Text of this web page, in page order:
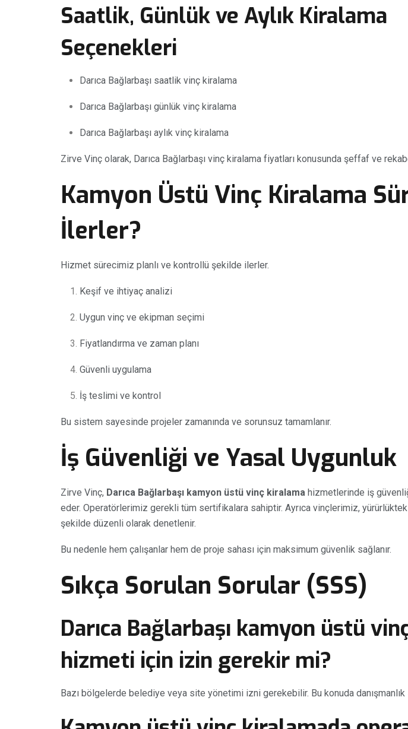
Saatlik, Günlük ve Aylık Kiralama
Seçenekleri
Darıca Bağlarbaşı saatlik vinç kiralama
Darıca Bağlarbaşı günlük vinç kiralama
Darıca Bağlarbaşı aylık vinç kiralama
Zirve Vinç olarak, Darıca Bağlarbaşı vinç kiralama fiyatları konusunda şeffaf ve
Kamyon Üstü Vinç Kiralama
İlerler?
Hizmet sürecimiz planlı ve kontrollü şekilde ilerler.
Keşif ve ihtiyaç analizi
Uygun vinç ve ekipman seçimi
Fiyatlandırma ve zaman planı
Güvenli uygulama
İş teslimi ve kontrol
Bu sistem sayesinde projeler zamanında ve sorunsuz tamamlanır.
İş Güvenliği ve Yasal Uygunluk
Zirve Vinç, Darıca Bağlarbaşı kamyon üstü vinç kiralama hizmetlerinde iş
eder. Operatörlerimiz gerekli tüm sertifikalara sahiptir. Ayrıca vinçlerimiz,
şekilde düzenli olarak denetlenir.
Bu nedenle hem çalışanlar hem de proje sahası için maksimum güvenlik sağlanır.
Sıkça Sorulan Sorular (SSS)
Darıca Bağlarbaşı kamyon üstü
hizmeti için izin gerekir mi?
Bazı bölgelerde belediye veya site yönetimi izni gerekebilir. Bu konuda danışmanlık